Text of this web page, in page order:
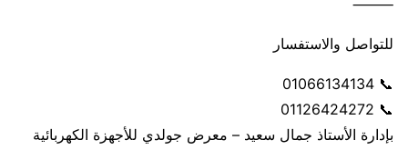
للتواصل والاستفسار
📞 01066134134
📞 01126424272
بإدارة الأستاذ جمال سعيد – معرض جولدي للأجهزة الكهربائية